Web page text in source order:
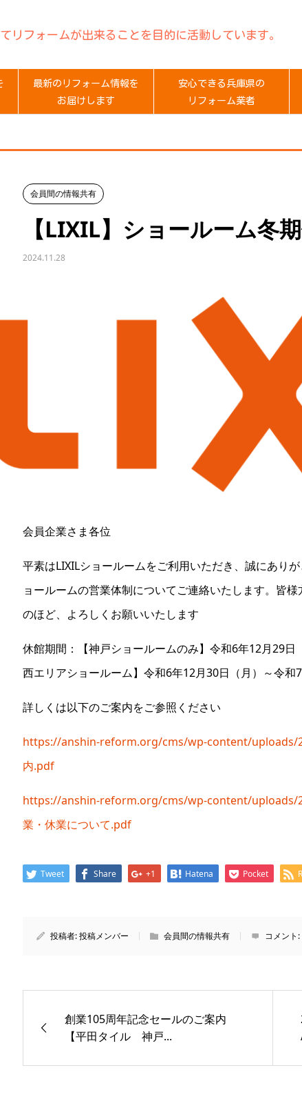
リフォームが出来ることを目的に活動しています。
最新のリフォーム情報を
お届けします
安心できる兵庫県の
リフォーム業者
会員間の情報共有
【LIXIL】ショールーム冬
2024.11.28
会員企業さま各位
平素はLIXILショールームをご利用いただき、誠にあり
ョールームの営業体制についてご連絡いたします。皆
のほど、よろしくお願いいたします
休館期間：【神戸ショールームのみ】令和6年12月29
西エリアショールーム】令和6年12月30日（月）～令和7
詳しくは以下のご案内をご参照ください
https://anshin-reform.org/cms/wp-content/uploads/
内.pdf
https://anshin-reform.org/cms/wp-content/uploads/
業・休業について.pdf
Tweet Share +1 Hatena Pocket
投稿者:投稿メンバー 会員間の情報共有 コメント:
創業105周年記念セールのご案内
【平田タイル 神戸...